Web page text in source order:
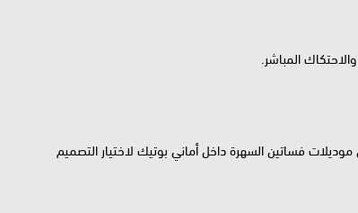
المباشر.
فساتين السهرة داخل أماني بوتيك لاختيار التصميم